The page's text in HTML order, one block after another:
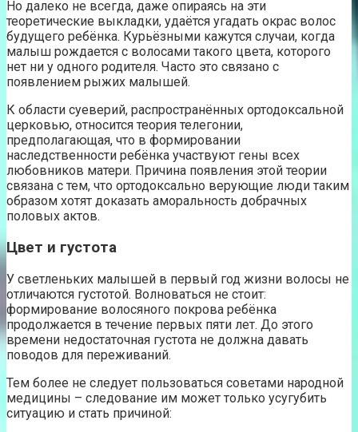
Но далеко не всегда, даже опираясь на эти
теоретические выкладки, удаётся угадать окрас волос
будущего ребёнка. Курьёзными кажутся случаи, когда
малыш рождается с волосами такого цвета, которого
нет ни у одного родителя. Часто это связано с
появлением рыжих малышей.
К области суеверий, распространённых ортодоксальной
церковью, относится теория телегонии,
предполагающая, что в формировании
наследственности ребёнка участвуют гены всех
любовников матери. Причина появления этой теории
связана с тем, что ортодоксально верующие люди таким
образом хотят доказать аморальность добрачных
половых актов.
Цвет и густота
У светленьких малышей в первый год жизни волосы не
отличаются густотой. Волноваться не стоит:
формирование волосяного покрова ребёнка
продолжается в течение первых пяти лет. До этого
времени недостаточная густота не должна давать
поводов для переживаний.
Тем более не следует пользоваться советами народной
медицины – следование им может только усугубить
ситуацию и стать причиной: